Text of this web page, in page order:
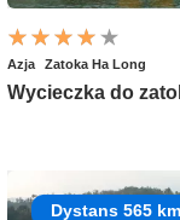
Azja Zatoka Ha Long
Wycieczka do
Dystans 565 km